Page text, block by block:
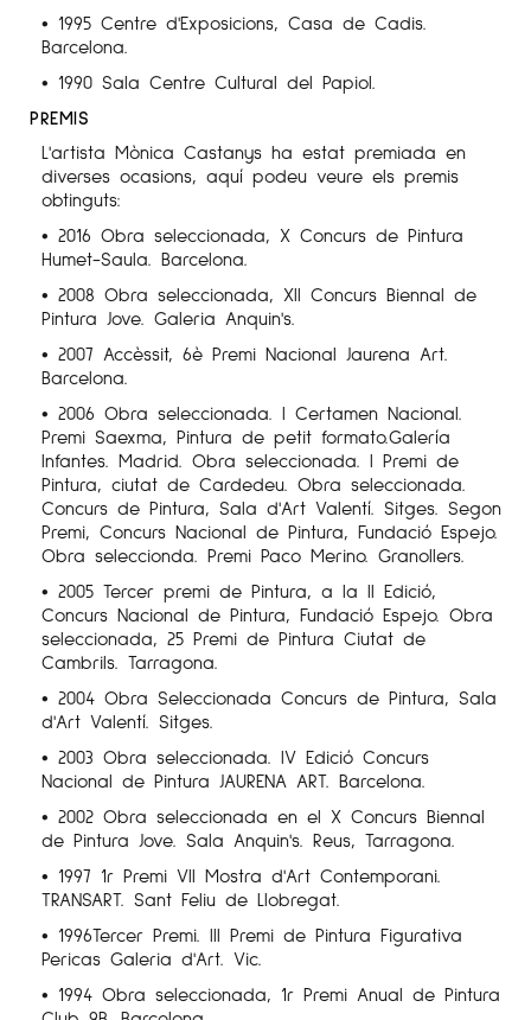
• 1995 Centre d'Exposicions, Casa de Cadis.
Barcelona.
• 1990 Sala Centre Cultural del Papiol.
PREMIS
L'artista Mònica Castanys ha estat premiada en
diverses ocasions, aquí podeu veure els premis
obtinguts:
• 2016 Obra seleccionada, X Concurs de Pintura
Humet-Saula. Barcelona.
• 2008 Obra seleccionada, XII Concurs Biennal de
Pintura Jove. Galeria Anquin's.
• 2007 Accèssit, 6è Premi Nacional Jaurena Art.
Barcelona.
• 2006 Obra seleccionada. I Certamen Nacional.
Premi Saexma, Pintura de petit formato.Galería
Infantes. Madrid. Obra seleccionada. I Premi de
Pintura, ciutat de Cardedeu. Obra seleccionada.
Concurs de Pintura, Sala d'Art Valentí. Sitges. Segon
Premi, Concurs Nacional de Pintura, Fundació Espejo.
Obra seleccionda. Premi Paco Merino. Granollers.
• 2005 Tercer premi de Pintura, a la II Edició,
Concurs Nacional de Pintura, Fundació Espejo. Obra
seleccionada, 25 Premi de Pintura Ciutat de
Cambrils. Tarragona.
• 2004 Obra Seleccionada Concurs de Pintura, Sala
d'Art Valentí. Sitges.
• 2003 Obra seleccionada. IV Edició Concurs
Nacional de Pintura JAURENA ART. Barcelona.
• 2002 Obra seleccionada en el X Concurs Biennal
de Pintura Jove. Sala Anquin's. Reus, Tarragona.
• 1997 1r Premi VII Mostra d'Art Contemporani.
TRANSART. Sant Feliu de Llobregat.
• 1996Tercer Premi. III Premi de Pintura Figurativa
Pericas Galeria d'Art. Vic.
• 1994 Obra seleccionada, 1r Premi Anual de Pintura